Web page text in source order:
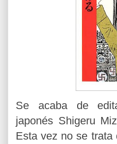
Se acaba de
japonés Shigeru
Esta vez no se